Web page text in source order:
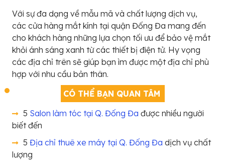
Với sự đa dạng về mẫu mã và chất lượng dịch vụ,
các cửa hàng mắt kính tại quận Đống Đa mang đến
cho khách hàng những lựa chọn tối ưu để bảo vệ mắt
khỏi ánh sáng xanh từ các thiết bị điện tử. Hy vọng
các địa chỉ trên sẽ giúp bạn ìm được một địa chỉ phù
hợp với nhu cầu bản thân.
CÓ THỂ BẠN QUAN TÂM
5 Salon làm tóc tại Q. Đống Đa được nhiều người
biết đến
5 Địa chỉ thuê xe máy tại Q. Đống Đa dịch vụ chất
lượng